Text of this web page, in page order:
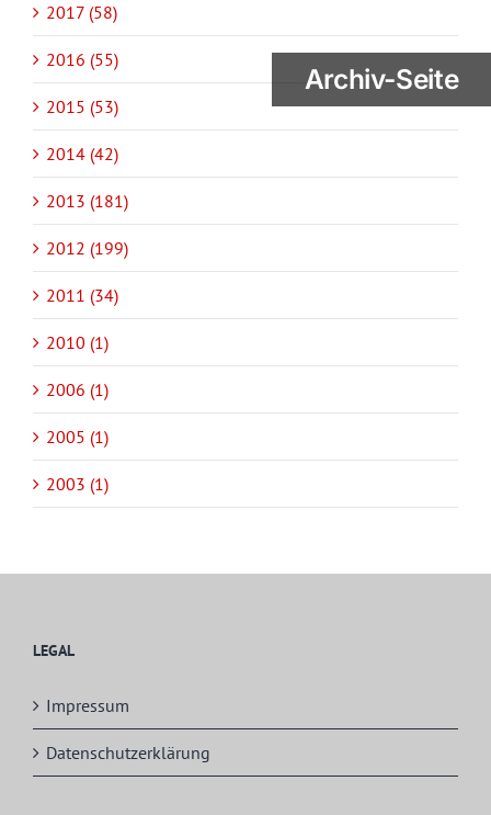
2017 (58)
2016 (55)
2015 (53)
2014 (42)
2013 (181)
2012 (199)
2011 (34)
2010 (1)
2006 (1)
2005 (1)
2003 (1)
LEGAL
Impressum
Datenschutzerklärung
Archiv-Seite